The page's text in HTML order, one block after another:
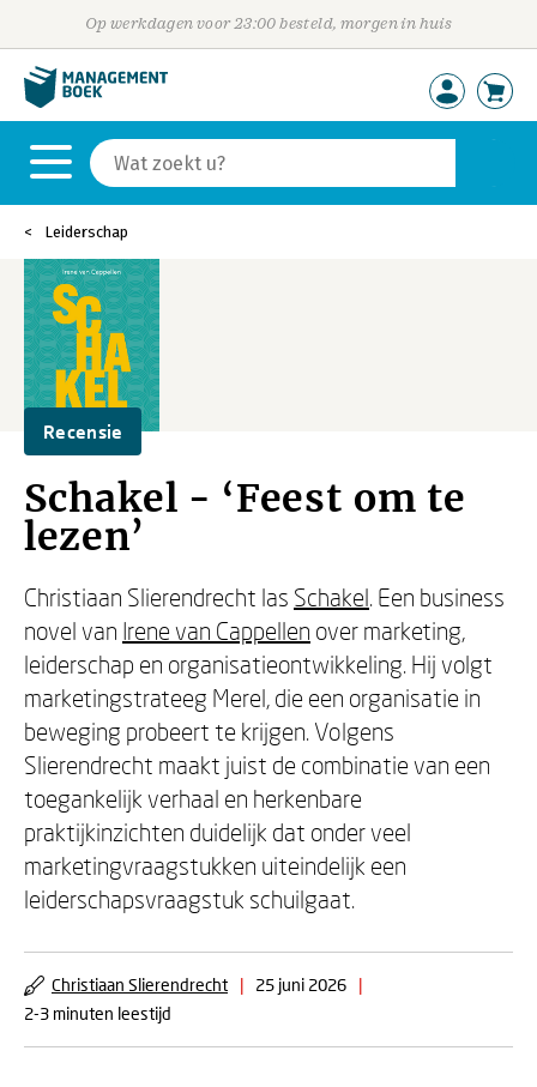
Op werkdagen voor 23:00 besteld, morgen in huis
Leiderschap
Recensie
Schakel - ‘Feest om te
lezen’
Christiaan Slierendrecht las Schakel. Een business
novel van Irene van Cappellen over marketing,
leiderschap en organisatieontwikkeling. Hij volgt
marketingstrateeg Merel, die een organisatie in
beweging probeert te krijgen. Volgens
Slierendrecht maakt juist de combinatie van een
toegankelijk verhaal en herkenbare
praktijkinzichten duidelijk dat onder veel
marketingvraagstukken uiteindelijk een
leiderschapsvraagstuk schuilgaat.
Christiaan Slierendrecht | 25 juni 2026
|
2-3 minuten leestijd